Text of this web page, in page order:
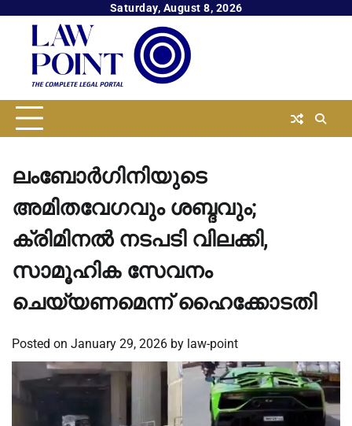
content
Saturday, August 8, 2026
ലംബോർഗിനിയുടെ
അമിതവേഗവും ശബ്ദവും;
ക്രിമിനൽ നടപടി വിലക്കി,
സാമൂഹിക സേവനം
ചെയ്യണമെന്ന് ഹൈക്കോടതി
Posted on January 29, 2026 by law-point